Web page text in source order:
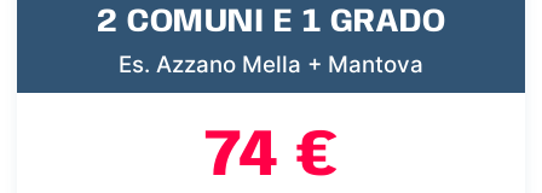
2 COMUNI E 1 GRADO
Es. Azzano Mella + Mantova
74 €